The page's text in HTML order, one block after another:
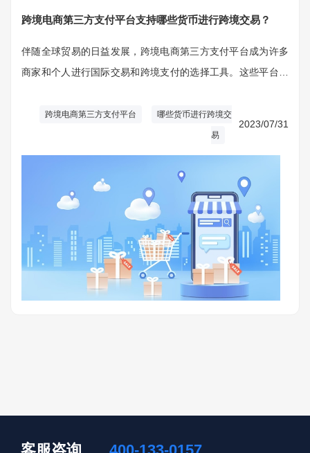
跨境电商第三方支付平台支持哪些货币进行跨境交易？
伴随全球贸易的日益发展，跨境电商第三方支付平台成为许多
商家和个人进行国际交易和跨境支付的选择工具。这些平台为
台可能支持不同的货币进行跨境交易。
跨境电商第三方支付平台 哪些货币进行跨境交
易
2023/07/31